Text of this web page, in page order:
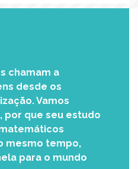
chamam a
desde os
Vamos
por que seu estudo
mesmo tempo,
para o mundo